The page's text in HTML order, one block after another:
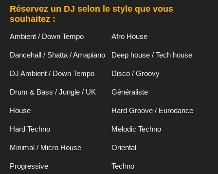
Réservez un DJ selon le style que vous
souhaitez :
Ambient / Down Tempo Afro House
Dancehall / Shatta / Amapiano Deep house / Tech house
DJ Ambient / Down Tempo Disco / Groovy
Drum & Bass / Jungle / UK Généraliste
House Hard Groove / Eurodance
Hard Techno Melodic Techno
Minimal / Micro House Oriental
Progressive Techno